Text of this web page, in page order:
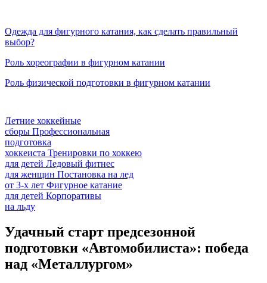
Одежда для фигурного катания, как сделать правильный
выбор?
Роль хореографии в фигурном катании
Роль физической подготовки в фигурном катании
Летние хоккейные
сборы Профессиональная
подготовка
хоккеиста Тренировки по хоккею
для детей Ледовый фитнес
для женщин Постановка на лед
от 3-х лет Фигурное катание
для детей Корпоративы
на льду
Удачный старт предсезонной
подготовки «Автомобилиста»: победа
над «Металлургом»